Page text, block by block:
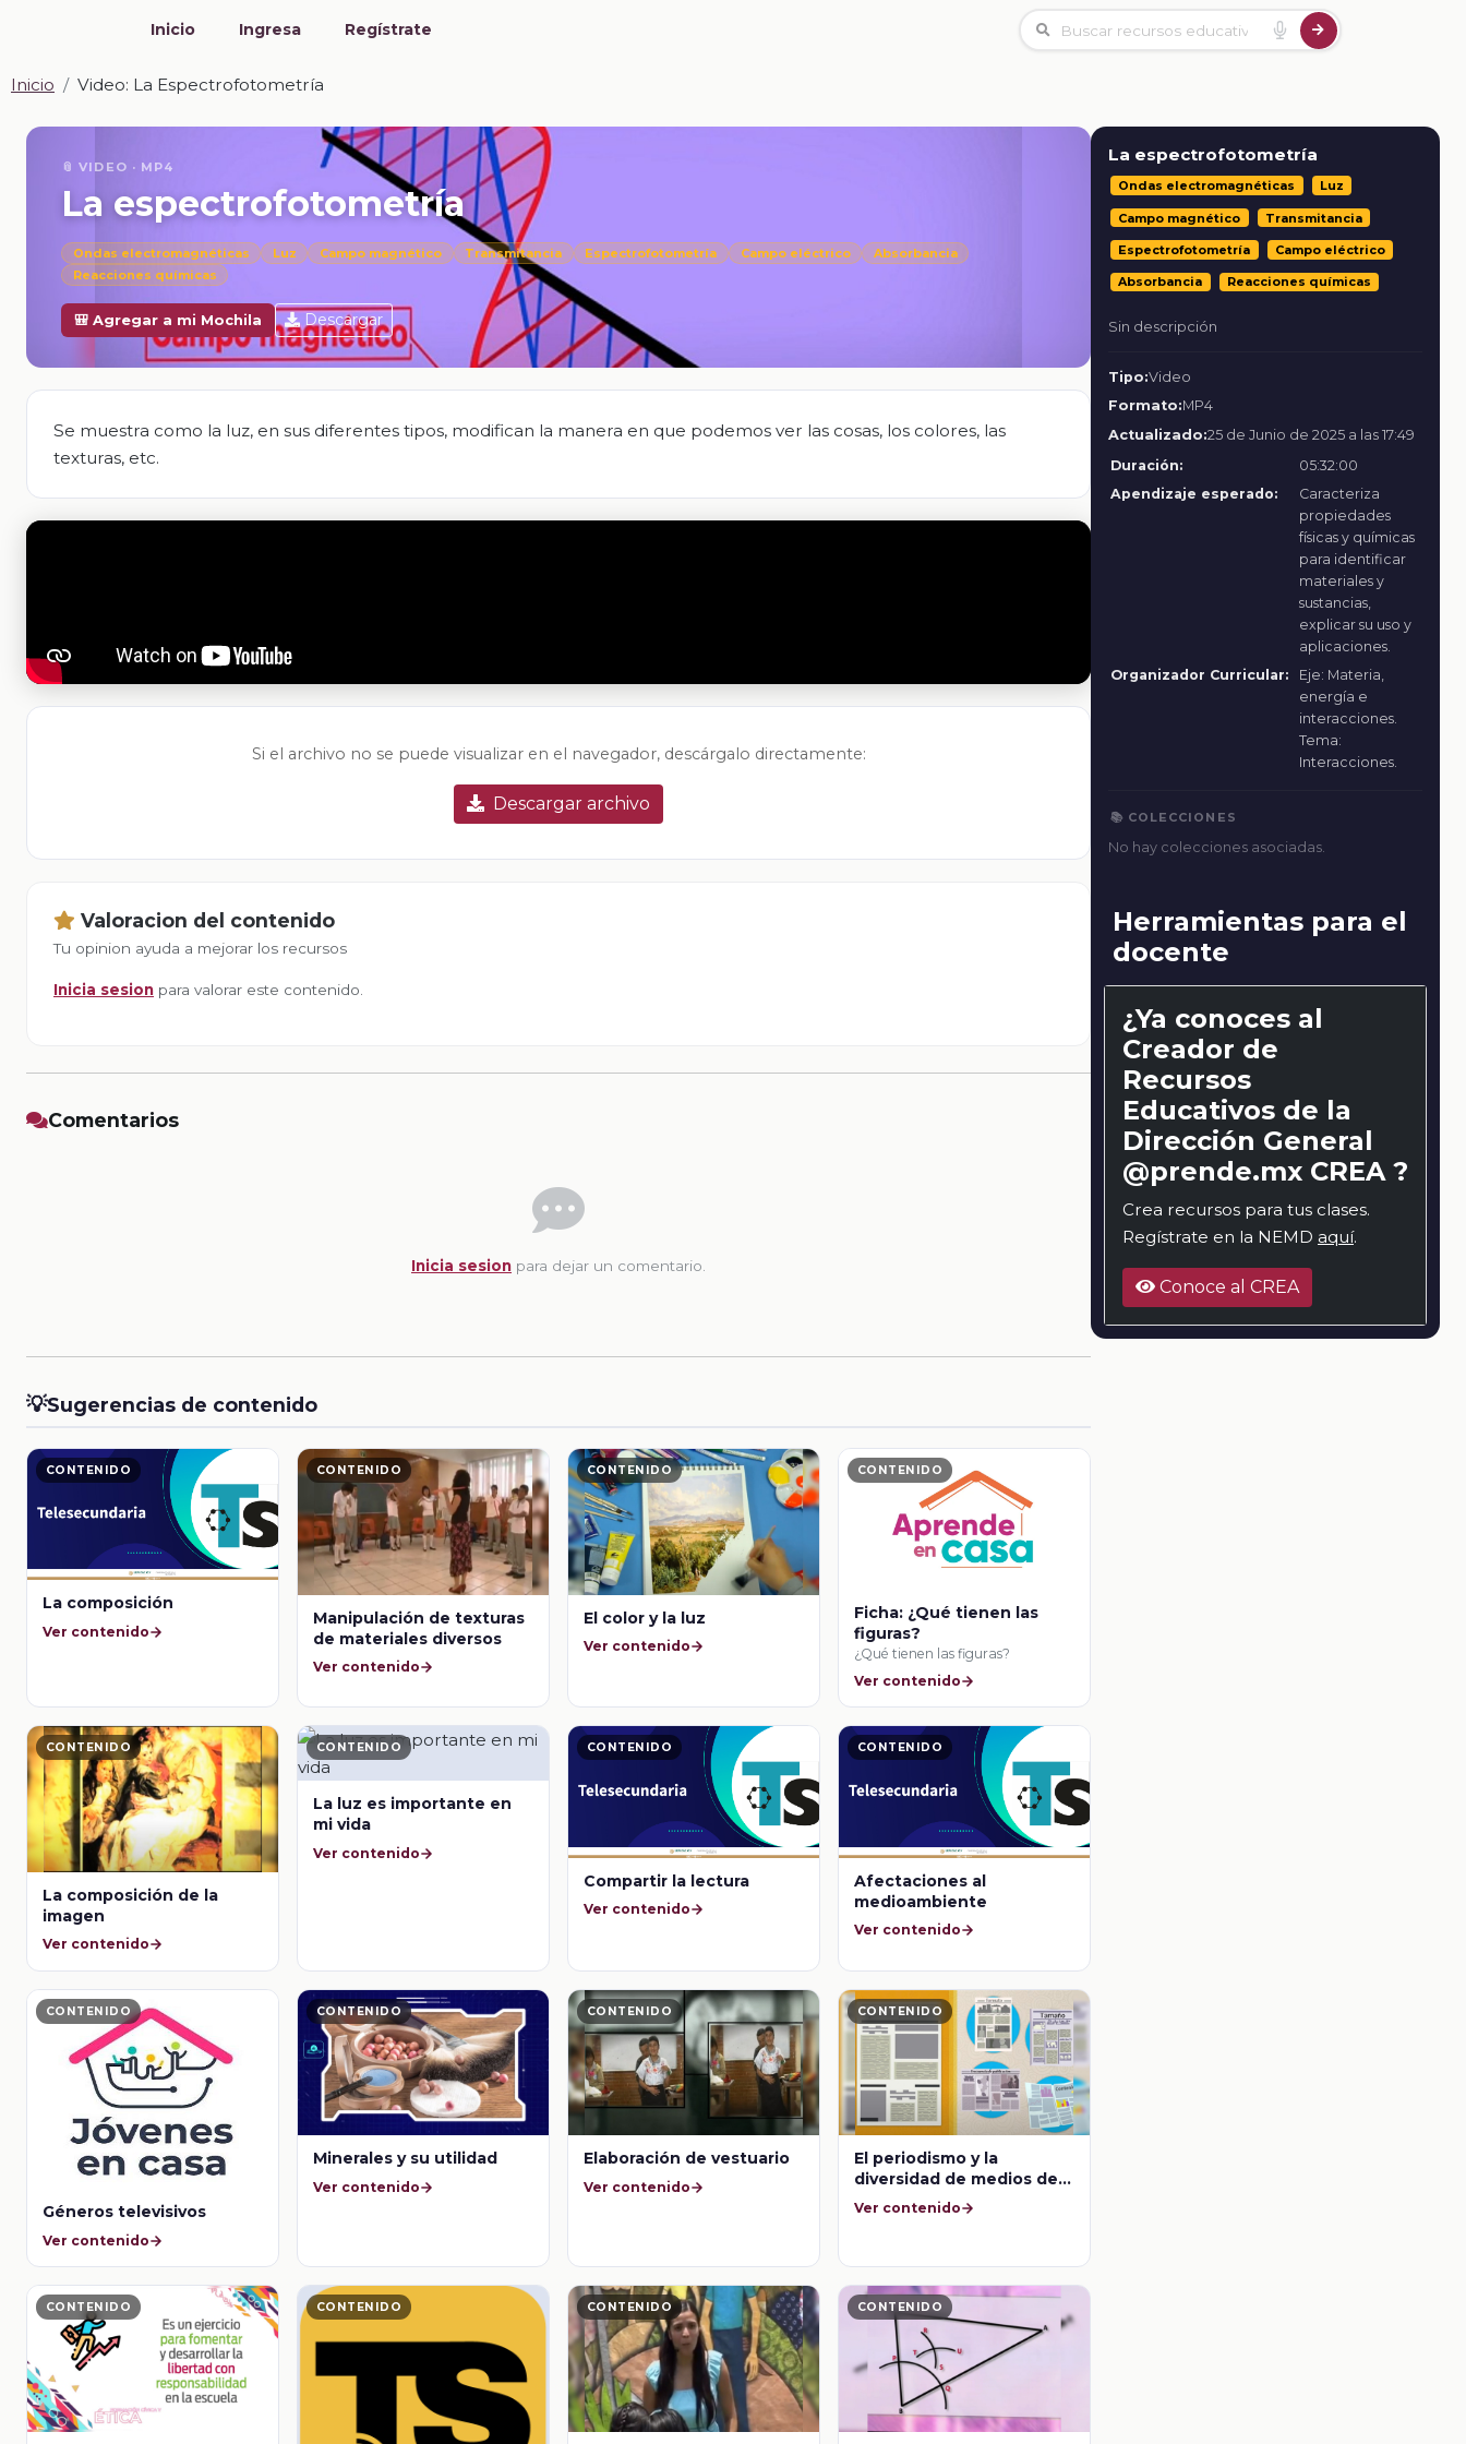
Inicio Ingresa Regístrate
Inicio Video: La Espectrofotometría
📎 VIDEO · MP4
La espectrofotometría
Ondas electromagnéticas Luz Campo magnético Transmitancia Espectrofotometría Campo eléctrico
Absorbancia
Reacciones químicas
🎒 Agregar a mi Mochila Descargar
Se muestra como la luz, en sus diferentes tipos, modifican la manera en que podemos ver las cosas, los colores, las
texturas, etc.
Si el archivo no se puede visualizar en el navegador, descárgalo directamente:
Descargar archivo
Valoracion del contenido
Tu opinion ayuda a mejorar los recursos
Inicia sesion para valorar este contenido.
Comentarios
Inicia sesion para dejar un comentario.
💡Sugerencias de contenido
CONTENIDO
La composición
Ver contenido
CONTENIDO
Manipulación de texturas
de materiales diversos
Ver contenido
CONTENIDO
El color y la luz
Ver contenido
CONTENIDO
Ficha: ¿Qué tienen las
figuras?
¿Qué tienen las figuras?
Ver contenido
CONTENIDO
La composición de la
imagen
Ver contenido
CONTENIDO
La luz es importante en
mi vida
Ver contenido
CONTENIDO
Compartir la lectura
Ver contenido
CONTENIDO
Afectaciones al
medioambiente
Ver contenido
CONTENIDO
Géneros televisivos
Ver contenido
CONTENIDO
Minerales y su utilidad
Ver contenido
CONTENIDO
Elaboración de vestuario
Ver contenido
CONTENIDO
El periodismo y la
diversidad de medios de
comunicación
Ver contenido
CONTENIDO CONTENIDO CONTENIDO CONTENIDO
La espectrofotometría
Ondas electromagnéticas Luz
Campo magnético Transmitancia
Espectrofotometría Campo eléctrico
Absorbancia Reacciones químicas
Sin descripción
Tipo:Video
Formato:MP4
Actualizado:25 de Junio de 2025 a las 17:49
Duración:
05:32:00
Apendizaje esperado:
Caracteriza
propiedades
físicas y químicas
para identificar
materiales y
sustancias,
explicar su uso y
aplicaciones.
Organizador Curricular:
Eje: Materia,
energía e
interacciones.
Tema:
Interacciones.
📚 COLECCIONES
No hay colecciones asociadas.
Herramientas para el
docente
¿Ya conoces al
Creador de
Recursos
Educativos de la
Dirección General
@prende.mx CREA ?
Crea recursos para tus clases.
Regístrate en la NEMD aquí.
Conoce al CREA